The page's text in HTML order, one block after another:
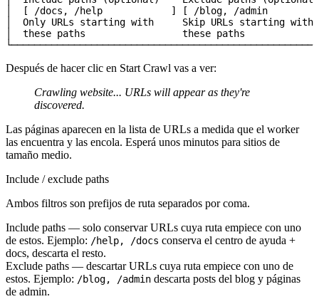
│  [ /docs, /help            ] [ /blog, /admin
│  Only URLs starting with     Skip URLs starting
│  these paths                 these paths
Después de hacer clic en Start Crawl vas a ver:
Crawling website... URLs will appear as they're
discovered.
Las páginas aparecen en la lista de URLs a medida que el worker
las encuentra y las encola. Esperá unos minutos para sitios de
tamaño medio.
Include / exclude paths
Ambos filtros son prefijos de ruta separados por coma.
Include paths — solo conservar URLs cuya ruta empiece con uno
de estos. Ejemplo: /help, /docs conserva el centro de ayuda +
docs, descarta el resto.
Exclude paths — descartar URLs cuya ruta empiece con uno de
estos. Ejemplo: /blog, /admin descarta posts del blog y páginas
de admin.